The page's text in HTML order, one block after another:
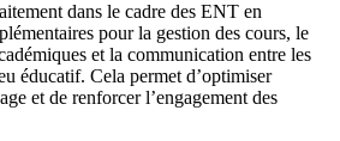
dans le cadre des ENT en
pour la gestion des cours, le
et la communication entre les
éducatif. Cela permet d’optimiser
et de renforcer l’engagement des